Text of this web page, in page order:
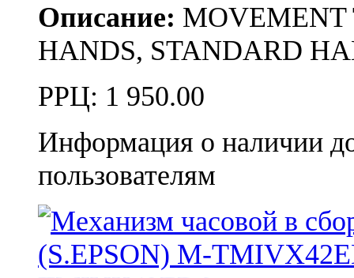
Описание: MOVEMENT
HANDS, STANDARD
РРЦ: 1 950.00
Информация о наличии
пользователям